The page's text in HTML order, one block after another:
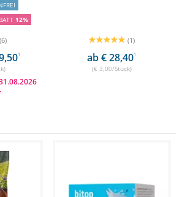
12%
(6)
1
(1)
ab € 28,401
(€ 3,00/Stück)